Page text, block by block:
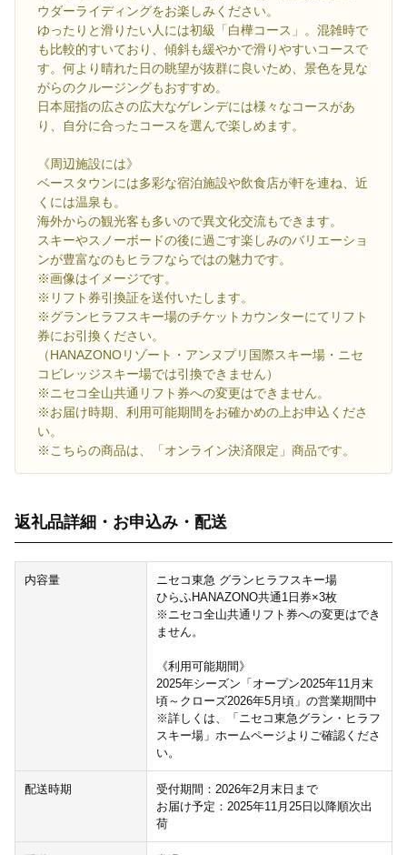
ウダーライディングをお楽しみください。
ゆったりと滑りたい人には初級「白樺コース」。混雑時で
も比較的すいており、傾斜も緩やかで滑りやすいコースで
す。何より晴れた日の眺望が抜群に良いため、景色を見な
がらのクルージングもおすすめ。
日本屈指の広さの広大なゲレンデには様々なコースがあ
り、自分に合ったコースを選んで楽しめます。
《周辺施設には》
ベースタウンには多彩な宿泊施設や飲食店が軒を連ね、近
くには温泉も。
海外からの観光客も多いので異文化交流もできます。
スキーやスノーボードの後に過ごす楽しみのバリエーショ
ンが豊富なのもヒラフならではの魅力です。
※画像はイメージです。
※リフト券引換証を送付いたします。
※グランヒラフスキー場のチケットカウンターにてリフト
券にお引換ください。
（HANAZONOリゾート・アンヌプリ国際スキー場・ニセ
コビレッジスキー場では引換できません）
※ニセコ全山共通リフト券への変更はできません。
※お届け時期、利用可能期間をお確かめの上お申込くださ
い。
※こちらの商品は、「オンライン決済限定」商品です。
返礼品詳細・お申込み・配送
内容量
ニセコ東急 グランヒラフスキー場
ひらふHANAZONO共通1日券×3枚
※ニセコ全山共通リフト券への変更はでき
ません。
《利用可能期間》
2025年シーズン「オープン2025年11月末
頃～クローズ2026年5月頃」の営業期間中
※詳しくは、「ニセコ東急グラン・ヒラフ
スキー場」ホームページよりご確認くださ
い。
配送時期
受付期間：2026年2月末日まで
お届け予定：2025年11月25日以降順次出
荷